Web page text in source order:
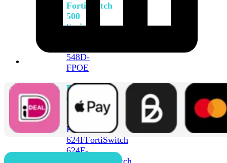
FortiSwitch
500
Series
548D-
FPOE
FortiSwitch
600
Series
FortiSwitch
624FFortiSwitch
624F-
FortiSwitch